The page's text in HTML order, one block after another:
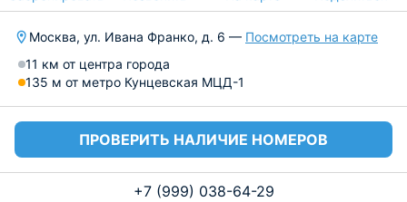
Москва, ул. Ивана Франко, д. 6 — Посмотреть на карте
11 км от центра города
135 м от метро Кунцевская МЦД-1
ПРОВЕРИТЬ НАЛИЧИЕ НОМЕРОВ
+7 (999) 038-64-29